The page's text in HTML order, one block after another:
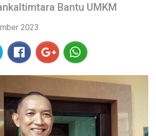
Bantu UMKM
2023